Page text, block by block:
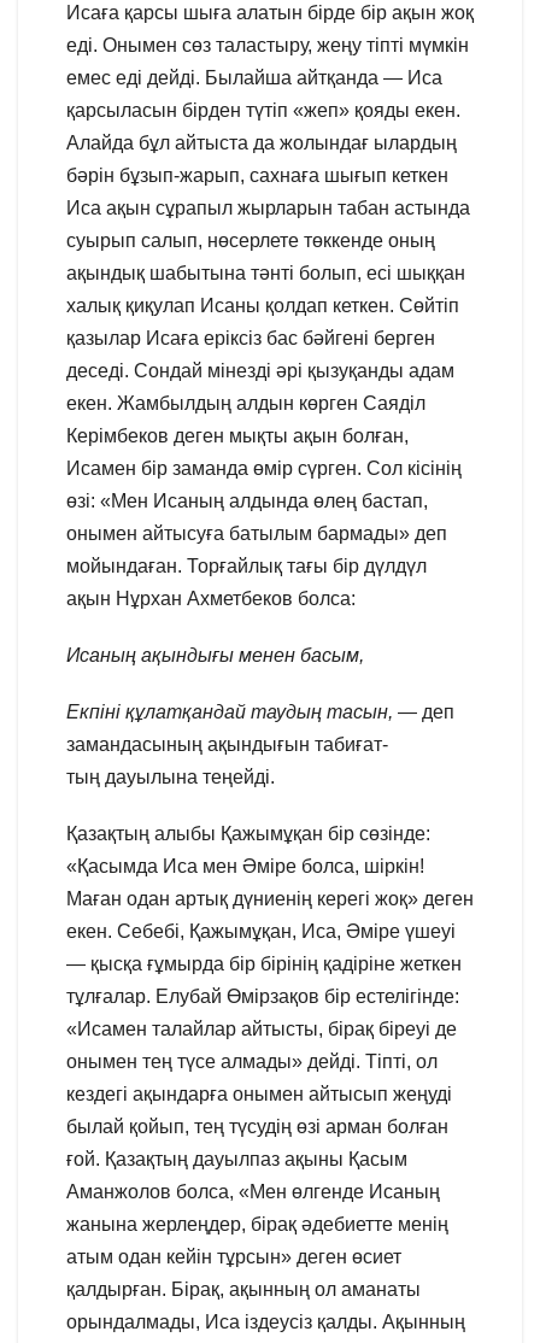
Исаға қарсы шыға алатын бірде бір ақын жоқ
еді. Онымен сөз таластыру, жеңу тіпті мүмкін
емес еді дейді. Былайша айтқанда — Иса
қарсыласын бірден түтіп «жеп» қояды екен.
Алайда бұл айтыста да жолындағ ылардың
бәрін бұзып-жарып, сахнаға шығып кеткен
Иса ақын сұрапыл жырларын табан астында
суырып салып, нөсерлете төккенде оның
ақындық шабытына тәнті болып, есі шыққан
халық қиқулап Исаны қолдап кеткен. Сөйтіп
қазылар Исаға еріксіз бас бәйгені берген
деседі. Сондай мінезді әрі қызуқанды адам
екен. Жамбылдың алдын көрген Саяділ
Керімбеков деген мықты ақын болған,
Исамен бір заманда өмір сүрген. Сол кісінің
өзі: «Мен Исаның алдында өлең бастап,
онымен айтысуға батылым бармады» деп
мойындаған. Торғайлық тағы бір дүлдүл
ақын Нұрхан Ахметбеков болса:
Исаның ақындығы менен басым,
Екпіні құлатқандай таудың тасын, — деп
замандасының ақындығын табиғат-
тың дауылына теңейді.
Қазақтың алыбы Қажымұқан бір сөзінде:
«Қасымда Иса мен Әміре болса, шіркін!
Маған одан артық дүниенің керегі жоқ» деген
екен. Себебі, Қажымұқан, Иса, Әміре үшеуі
— қысқа ғұмырда бір бірінің қадіріне жеткен
тұлғалар. Елубай Өмірзақов бір естелігінде:
«Исамен талайлар айтысты, бірақ біреуі де
онымен тең түсе алмады» дейді. Тіпті, ол
кездегі ақындарға онымен айтысып жеңуді
былай қойып, тең түсудің өзі арман болған
ғой. Қазақтың дауылпаз ақыны Қасым
Аманжолов болса, «Мен өлгенде Исаның
жанына жерлеңдер, бірақ әдебиетте менің
атым одан кейін тұрсын» деген өсиет
қалдырған. Бірақ, ақынның ол аманаты
орындалмады, Иса іздеусіз қалды. Ақынның